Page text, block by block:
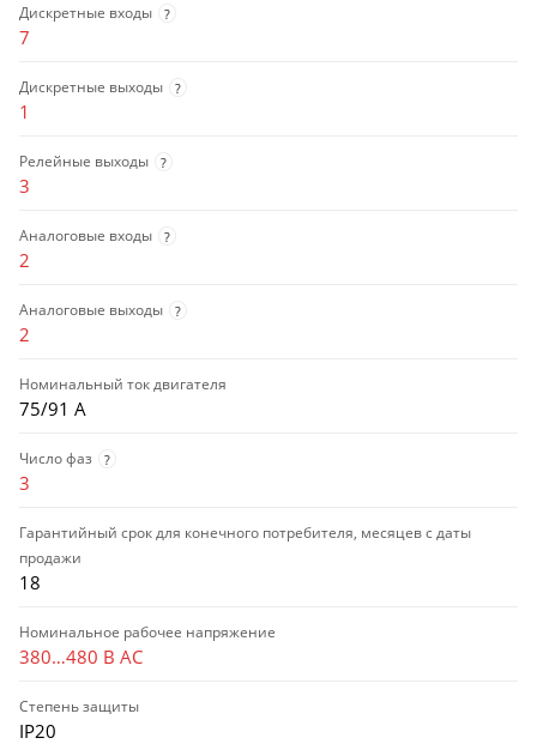
Дискретные входы ?
7
Дискретные выходы ?
1
Релейные выходы ?
3
Аналоговые входы ?
2
Аналоговые выходы ?
2
Номинальный ток двигателя
75/91 А
Число фаз ?
3
Гарантийный срок для конечного потребителя, месяцев с даты
продажи
18
Номинальное рабочее напряжение
380…480 В AC
Степень защиты
IP20